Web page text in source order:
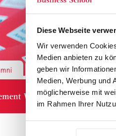
Diese Webseite
Wir verwenden
Medien anbieten zu
geben wir
Medien, Werbung und
möglicherweise mit
im Rahmen Ihrer
Institute & Forschung
Weiterbildung